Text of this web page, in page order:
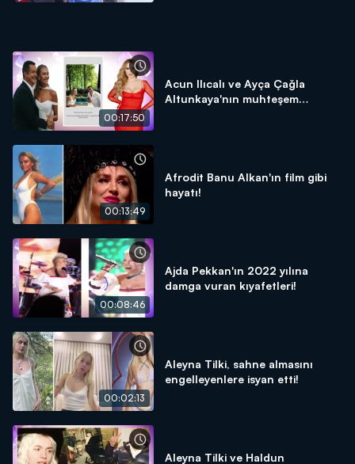
00:17:50
Acun Ilıcalı ve Ayça Çağla
Altunkaya'nın muhteşem
00:13:49
Afrodit Banu Alkan'ın film gibi
hayatı!
00:08:46
Ajda Pekkan'ın 2022 yılına
damga vuran kıyafetleri!
00:02:13
Aleyna Tilki, sahne almasını
engelleyenlere isyan etti!
Aleyna Tilki ve Haldun